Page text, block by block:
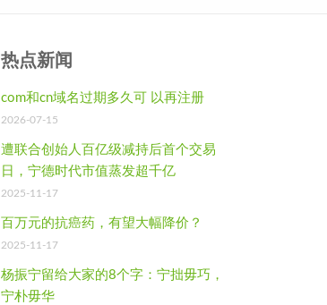
热点新闻
com和cn域名过期多久可 以再注册
2026-07-15
遭联合创始人百亿级减持后首个交易
日，宁德时代市值蒸发超千亿
2025-11-17
百万元的抗癌药，有望大幅降价？
2025-11-17
杨振宁留给大家的8个字：宁拙毋巧，
宁朴毋华